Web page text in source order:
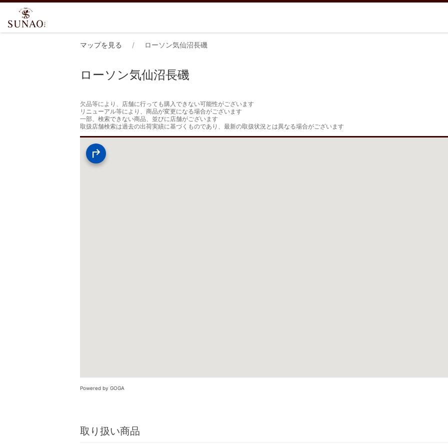
マップを見る ローソン気仙沼長磯
ローソン気仙沼長磯
欠品等により、店舗に行っても購入できない可能性がございます
リニューアル等により、商品が変更になる場合がございます
一部、検索できない商品、並びに店舗がございます
取扱店舗検索は過去の出荷実績に基づくものであり、最新の取扱状況とは異なる場合がございます
Powered by GOGA
取り扱い商品